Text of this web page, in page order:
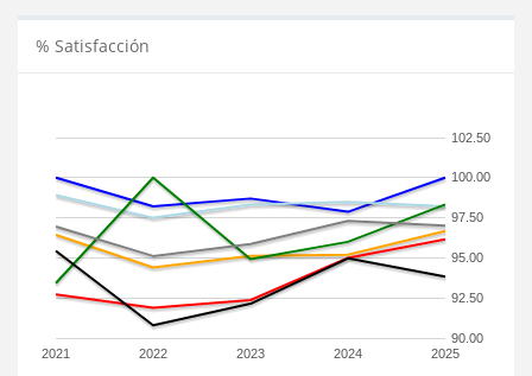
% Satisfacción
2021 2022 2023 2024 2025
90.00
92.50
95.00
97.50
100.00
102.50